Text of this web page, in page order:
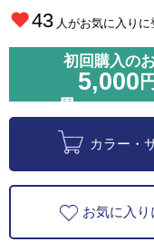
43 人がお気に入りに
初回購入の
5,000
カラー・
お気に入り